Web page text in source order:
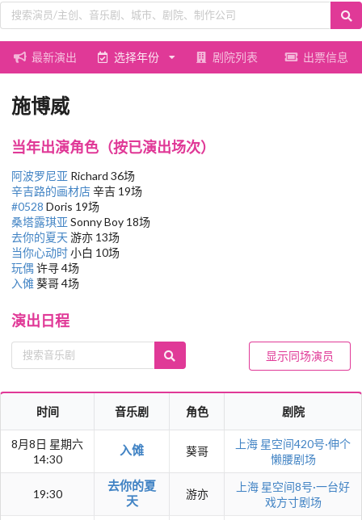
最新演出 选择年份 剧院列表 出票信息
施博威
当年出演角色（按已演出场次）
阿波罗尼亚 Richard 36场
辛吉路的画材店辛吉 19场
#0528 Doris 19场
桑塔露琪亚 Sonny Boy 18场
去你的夏天 游亦 13场
当你心动时小白 10场
玩偶许寻 4场
入傩葵哥 4场
演出日程
显示同场演员
时间 音乐剧 角色 剧院
8月8日 星期六
14:30
入傩 葵哥
上海 星空间420号·伸个
懒腰剧场
19:30
去你的夏
天
游亦
上海 星空间8号·一台好
戏方寸剧场